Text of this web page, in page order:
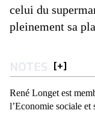
celui du
pleinement sa
NOTES [+]
René Longet est
l’Economie sociale et